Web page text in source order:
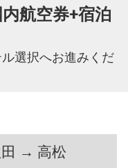
航空券+宿泊
選択へお進みくだ
田 → 高松